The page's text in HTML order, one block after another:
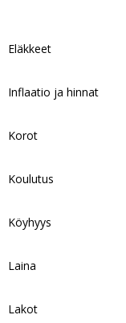
Eläkkeet
Inflaatio ja hinnat
Korot
Koulutus
Köyhyys
Laina
Lakot